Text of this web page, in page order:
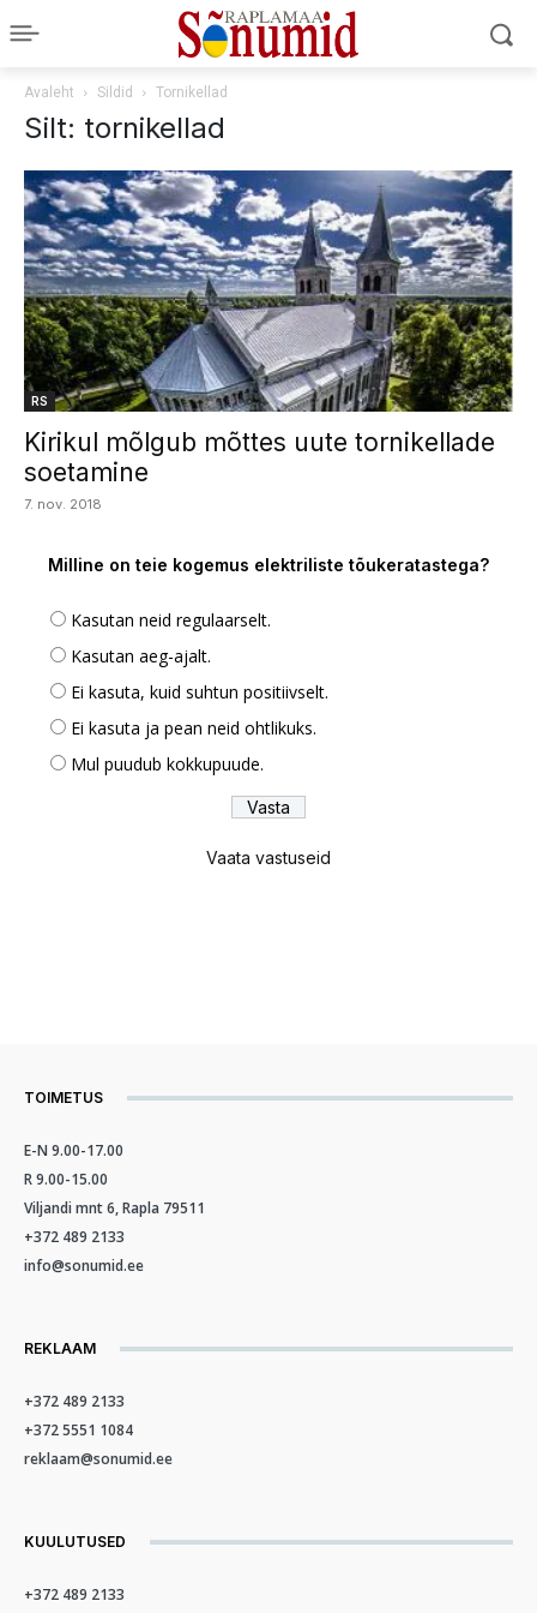
Avaleht Sildid Tornikellad
Silt: tornikellad
RS
Kirikul mõlgub mõttes uute tornikellade
soetamine
7. nov. 2018
Milline on teie kogemus elektriliste tõukeratastega?
Kasutan neid regulaarselt.
Kasutan aeg-ajalt.
Ei kasuta, kuid suhtun positiivselt.
Ei kasuta ja pean neid ohtlikuks.
Mul puudub kokkupuude.
Vaata vastuseid
TOIMETUS
E-N 9.00-17.00
R 9.00-15.00
Viljandi mnt 6, Rapla 79511
+372 489 2133
info@sonumid.ee
REKLAAM
+372 489 2133
+372 5551 1084
reklaam@sonumid.ee
KUULUTUSED
+372 489 2133